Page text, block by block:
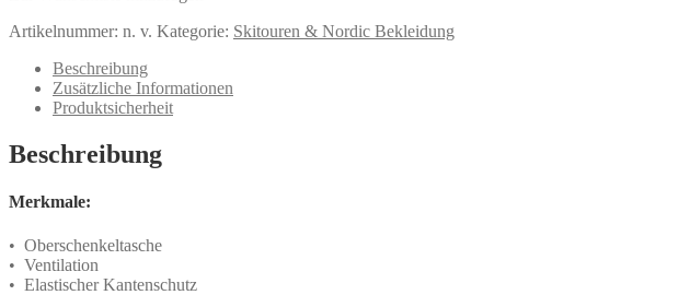
Artikelnummer: n. v. Kategorie: Skitouren & Nordic Bekleidung
Beschreibung
Zusätzliche Informationen
Produktsicherheit
Beschreibung
Merkmale:
• Oberschenkeltasche
• Ventilation
• Elastischer Kantenschutz